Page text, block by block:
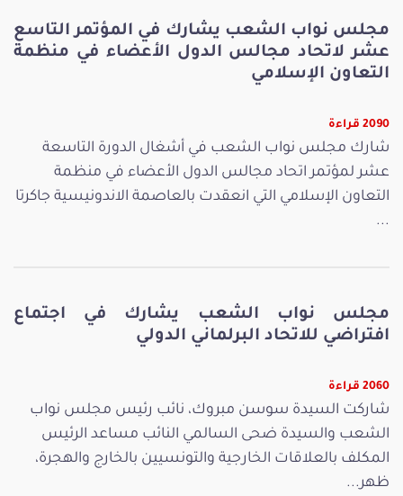
مجلس نواب الشعب يشارك في المؤتمر التاسع
عشر لاتحاد مجالس الدول الأعضاء في منظمة
التعاون الإسلامي
2090 قراءة
شارك مجلس نواب الشعب في أشغال الدورة التاسعة
عشر لمؤتمر اتحاد مجالس الدول الأعضاء في منظمة
التعاون الإسلامي التي انعقدت بالعاصمة الاندونيسية جاكرتا
...
مجلس نواب الشعب يشارك في اجتماع
افتراضي للاتحاد البرلماني الدولي
2060 قراءة
شاركت السيدة سوسن مبروك، نائب رئيس مجلس نواب
الشعب والسيدة ضحى السالمي النائب مساعد الرئيس
المكلف بالعلاقات الخارجية والتونسيين بالخارج والهجرة،
ظهر...